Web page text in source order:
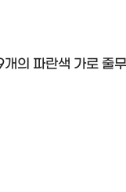
의 파란색 가로 줄